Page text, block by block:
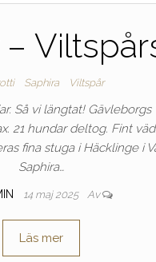
Saphira Viltspår
Så vi längtat!
21 hundar deltog. Fint
fina stuga i Häcklinge i
Saphira…
14 maj 2025 Av
Läs mer